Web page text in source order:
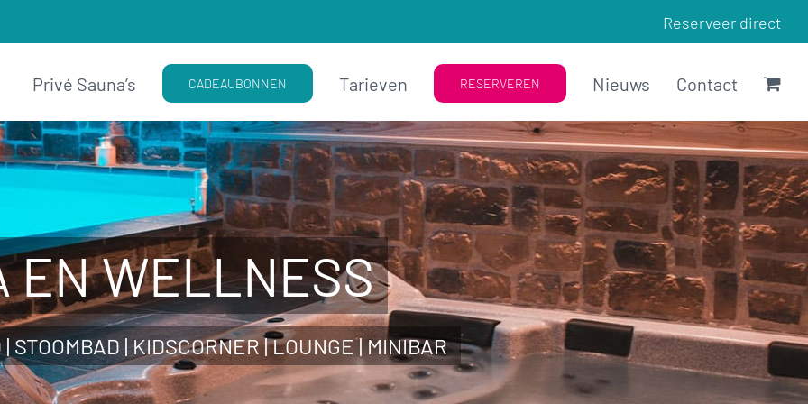
Reserveer direct
Privé Sauna’s CADEAUBONNEN Tarieven RESERVEREN Nieuws Contact